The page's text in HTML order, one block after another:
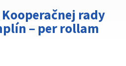
rady
– per rollam